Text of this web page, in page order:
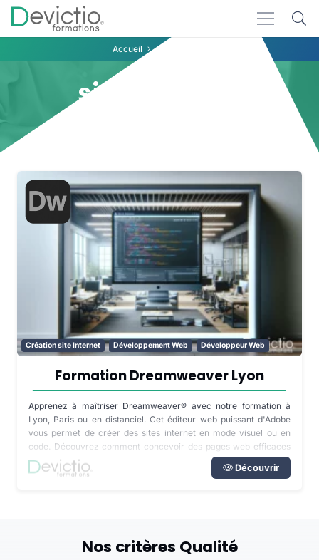
Accueil sites vitrines
sites vitrines
Création site Internet Développement Web Développeur Web
Formation Dreamweaver Lyon
Apprenez à maîtriser Dreamweaver® avec notre formation à
Lyon, Paris ou en distanciel. Cet éditeur web puissant d'Adobe
vous permet de créer des sites internet en mode visuel ou en
code. Découvrez comment concevoir des pages web efficaces
et les mettre en ligne rapidement grâce à des outils de création
intuitifs et une assistance à la saisie de code. Que vous soyez
Découvrir
Nos critères Qualité